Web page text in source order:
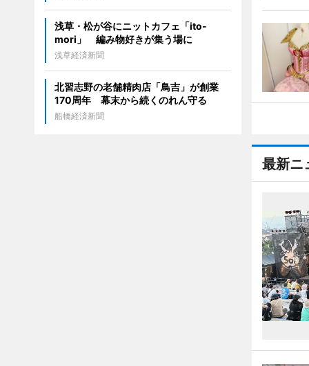
最新ニ
浅草・松が谷にニットカフェ「ito-
mori」 編み物好きが集う場に
浅草経済新聞
北習志野の老舗精肉店「鳥吉」が創業
170周年 幕末から続くのれん守る
船橋経済新聞